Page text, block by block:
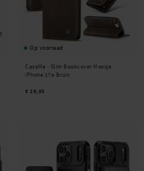
Op voorraad
CaseMe - Slim Bookcover Hoesje
iPhone 17e Bruin
€ 19,95